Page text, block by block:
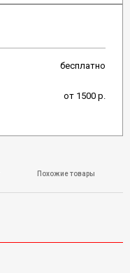
бесплатно
от 1500 р.
Похожие товары